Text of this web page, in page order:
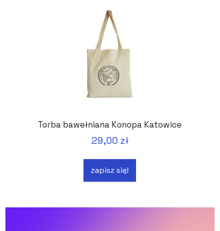
Torba bawełniana Konopa Katowice
29,00 zł
zapisz się!